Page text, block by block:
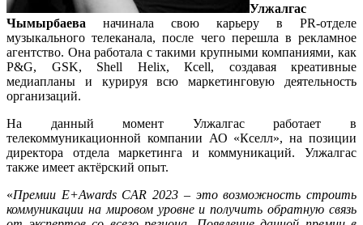
Улжалгас
Чымырбаева начинала свою карьеру в PR-отделе
музыкального телеканала, после чего перешла в рекламное
агентство. Она работала с такими крупными компаниями, как
P&G, GSK, Shell Helix, Кcell, создавая креативные
медиапланы и курируя всю маркетинговую деятельность
организаций.
На данный момент Улжалгас работает в
телекоммуникационной компании АО «Кселл», на позиции
директора отдела маркетинга и коммуникаций. Улжалгас
также имеет актёрский опыт.
«Премии E+Awards CAR 2023 – это возможность строить
коммуникации на мировом уровне и получить обратную связь